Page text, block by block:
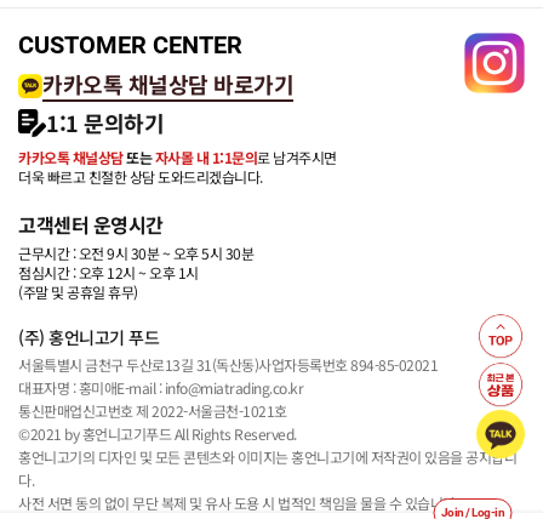
Join / Log-in
CUSTOMER CENTER
카카오톡 채널상담 바로가기
1:1 문의하기
카카오톡 채널상담또는자사몰 내 1:1문의로 남겨주시면
더욱 빠르고 친절한 상담 도와드리겠습니다.
고객센터 운영시간
근무시간 : 오전 9시 30분 ~ 오후 5시 30분
점심시간 : 오후 12시 ~ 오후 1시
(주말 및 공휴일 휴무)
(주) 홍언니고기 푸드
서울특별시 금천구 두산로13길 31(독산동)사업자등록번호 894-85-02021
대표자명 : 홍미애E-mail : info@miatrading.co.kr
통신판매업신고번호 제 2022-서울금천-1021호
©2021 by 홍언니고기푸드 All Rights Reserved.
홍언니고기의 디자인 및 모든 콘텐츠와 이미지는 홍언니고기에 저작권이 있음을 공지합니
다.
사전 서면 동의 없이 무단 복제 및 유사 도용 시 법적인 책임을 물을 수 있습니다.